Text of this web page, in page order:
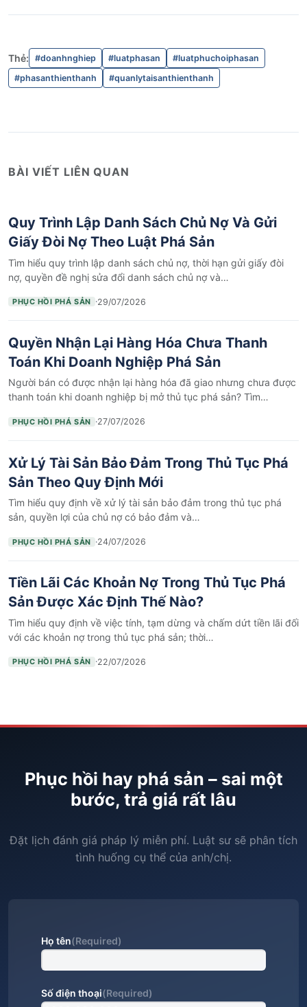
Thẻ: #doanhnghiep #luatphasan
#luatphuchoiphasan
#phasanthienthanh
#quanlytaisanthienthanh
BÀI VIẾT LIÊN QUAN
Quy Trình Lập Danh Sách Chủ Nợ Và Gửi
Giấy Đòi Nợ Theo Luật Phá Sản
Tìm hiểu quy trình lập danh sách chủ nợ, thời hạn gửi giấy đòi
nợ, quyền đề nghị sửa đổi danh sách chủ nợ và…
PHỤC HỒI PHÁ SẢN ·29/07/2026
Quyền Nhận Lại Hàng Hóa Chưa Thanh
Toán Khi Doanh Nghiệp Phá Sản
Người bán có được nhận lại hàng hóa đã giao nhưng chưa được
thanh toán khi doanh nghiệp bị mở thủ tục phá sản? Tìm…
PHỤC HỒI PHÁ SẢN ·27/07/2026
Xử Lý Tài Sản Bảo Đảm Trong Thủ Tục Phá
Sản Theo Quy Định Mới
Tìm hiểu quy định về xử lý tài sản bảo đảm trong thủ tục phá
sản, quyền lợi của chủ nợ có bảo đảm và…
PHỤC HỒI PHÁ SẢN ·24/07/2026
Tiền Lãi Các Khoản Nợ Trong Thủ Tục Phá
Sản Được Xác Định Thế Nào?
Tìm hiểu quy định về việc tính, tạm dừng và chấm dứt tiền lãi đối
với các khoản nợ trong thủ tục phá sản; thời…
PHỤC HỒI PHÁ SẢN ·22/07/2026
Phục hồi hay phá sản – sai một
bước, trả giá rất lâu
Đặt lịch đánh giá pháp lý miễn phí. Luật sư sẽ phân tích
tình huống cụ thể của anh/chị.
Họ tên(Required)
Số điện thoại(Required)